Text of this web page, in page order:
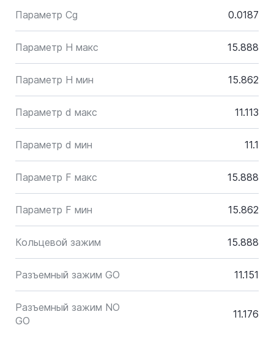
Параметр Cg 0.0187
Параметр H макс 15.888
Параметр H мин 15.862
Параметр d макс 11.113
Параметр d мин 11.1
Параметр F макс 15.888
Параметр F мин 15.862
Кольцевой зажим 15.888
Разъемный зажим GO 11.151
Разъемный зажим NO
GO
11.176